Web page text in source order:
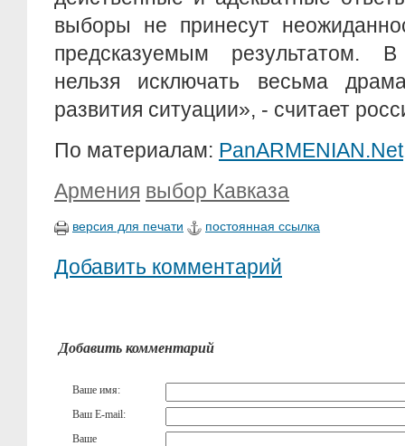
выборы не принесут
предсказуемым результатом.
нельзя исключать весьма
развития ситуации», - считает
По материалам: PanARMENIAN.Net
Армения выбор Кавказа
версия для печати постоянная ссылка
Добавить комментарий
Добавить комментарий
Ваше имя:
Ваш E-mail:
Ваше